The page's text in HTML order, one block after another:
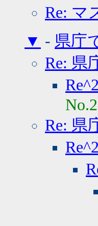
Re: マ
▼ - 県庁
Re: 県
Re: 県